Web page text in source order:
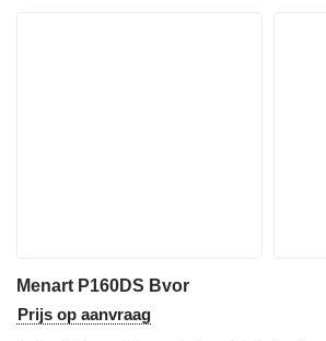
Menart P160DS Bvor
Prijs op aanvraag